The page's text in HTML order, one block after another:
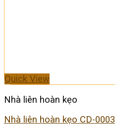
Quick View
Nhà liên hoàn kẹo
Nhà liên hoàn kẹo CD-0003